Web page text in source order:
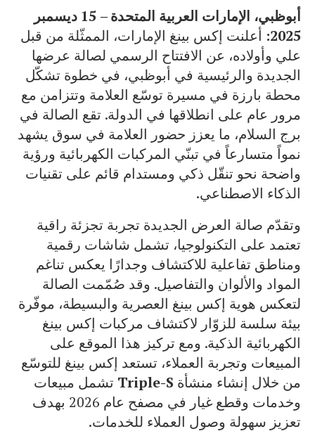
أبوظبي، الإمارات العربية المتحدة – 15 ديسمبر
2025: أعلنت إكس بينغ الإمارات، الممثّلة من قبل
علي وأولاده، عن الافتتاح الرسمي لصالة عرضها
الجديدة والرئيسية في أبوظبي، في خطوة تشكّل
محطة بارزة في مسيرة توسّع العلامة وتتزامن مع
مرور عام على انطلاقها في الدولة. تقع الصالة في
برج السلام، ما يعزز حضور العلامة في سوق يشهد
نمواً متسارعاً في تبنّي المركبات الكهربائية ورؤية
واضحة نحو تنقّل ذكي ومستدام قائم على تقنيات
الذكاء الاصطناعي.
وتقدّم صالة العرض الجديدة تجربة تجزئة راقية
تعتمد على التكنولوجيا، تشمل شاشات رقمية
ومناطق تفاعلية للاكتشاف وجدارًا يعكس تناغم
المواد والألوان والتفاصيل. وقد صُمّمت الصالة
لتعكس هوية إكس بينغ العصرية والبسيطة، موفّرة
بيئة سلسة للزوّار لاكتشاف مركبات إكس بينغ
الكهربائية الذكية. ومع تركيز هذا الموقع على
المبيعات وتجربة العملاء، تستعد إكس بينغ للتوسّع
من خلال إنشاء منشأة Triple-S تشمل مبيعات
وخدمات وقطع غيار في مصفح عام 2026 بهدف
تعزيز سهولة وصول العملاء للخدمات.